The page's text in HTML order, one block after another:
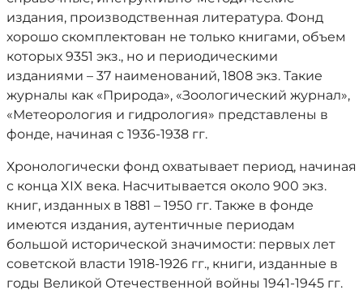
издания, производственная литература. Фонд
хорошо скомплектован не только книгами, объем
которых 9351 экз., но и периодическими
изданиями – 37 наименований, 1808 экз. Такие
журналы как «Природа», «Зоологический журнал»,
«Метеорология и гидрология» представлены в
фонде, начиная с 1936-1938 гг.
Хронологически фонд охватывает период, начиная
с конца XIX века. Насчитывается около 900 экз.
книг, изданных в 1881 – 1950 гг. Также в фонде
имеются издания, аутентичные периодам
большой исторической значимости: первых лет
советской власти 1918-1926 гг., книги, изданные в
годы Великой Отечественной войны 1941-1945 гг.